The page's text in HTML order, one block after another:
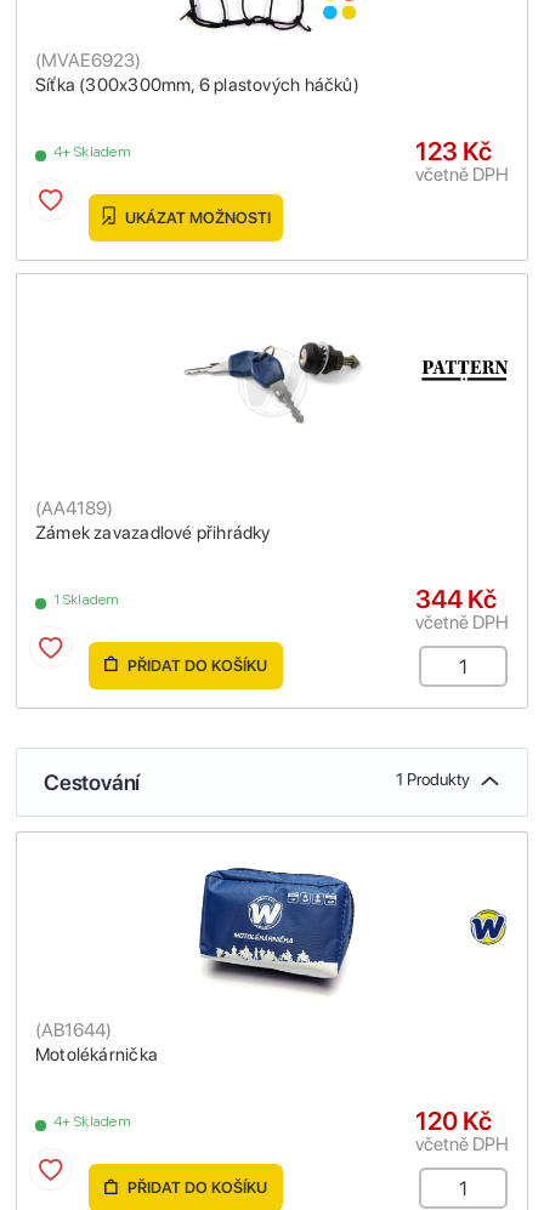
Síťka (300x300mm, 6 plastových háčků)
(MVAE6923)
4+ Skladem 123 Kč
včetně DPH
UKÁZAT MOŽNOSTI
Zámek zavazadlové přihrádky
(AA4189)
1 Skladem 344 Kč
včetně DPH
PŘIDAT DO KOŠÍKU
Cestování 1 Produkty
Motolékárnička
(AB1644)
4+ Skladem 120 Kč
včetně DPH
PŘIDAT DO KOŠÍKU